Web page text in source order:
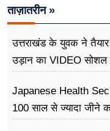
ताज़ातरीन »
उत्तराखंड के युवक ने
उड़ान का VIDEO सोशल
Japanese Health
100 साल से ज्यादा जीने